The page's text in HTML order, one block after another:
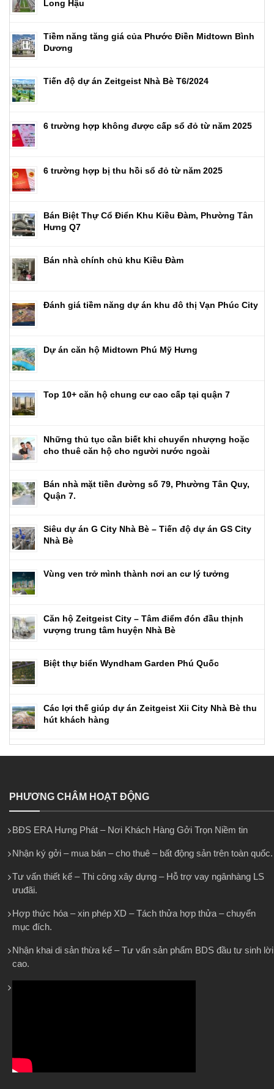
Long Hậu
Tiềm năng tăng giá của Phước Điền Midtown Bình
Dương
Tiến độ dự án Zeitgeist Nhà Bè T6/2024
6 trường hợp không được cấp sổ đỏ từ năm 2025
6 trường hợp bị thu hồi sổ đỏ từ năm 2025
Bán Biệt Thự Cổ Điển Khu Kiều Đàm, Phường Tân
Hưng Q7
Bán nhà chính chủ khu Kiều Đàm
Đánh giá tiềm năng dự án khu đô thị Vạn Phúc City
Dự án căn hộ Midtown Phú Mỹ Hưng
Top 10+ căn hộ chung cư cao cấp tại quận 7
Những thủ tục cần biết khi chuyển nhượng hoặc
cho thuê căn hộ cho người nước ngoài
Bán nhà mặt tiền đường số 79, Phường Tân Quy,
Quận 7.
Siêu dự án G City Nhà Bè – Tiến độ dự án GS City
Nhà Bè
Vùng ven trở mình thành nơi an cư lý tưởng
Căn hộ Zeitgeist City – Tâm điểm đón đầu thịnh
vượng trung tâm huyện Nhà Bè
Biệt thự biển Wyndham Garden Phú Quốc
Các lợi thế giúp dự án Zeitgeist Xii City Nhà Bè thu
hút khách hàng
PHƯƠNG CHÂM HOẠT ĐỘNG
BĐS ERA Hưng Phát – Nơi Khách Hàng Gởi Trọn Niềm tin
Nhận ký gởi – mua bán – cho thuê – bất động sản trên toàn quốc.
Tư vấn thiết kế – Thi công xây dựng – Hỗ trợ vay ngânhàng LS
ưuđãi.
Hợp thức hóa – xin phép XD – Tách thửa hợp thửa – chuyển
mục đích.
Nhận khai di sản thừa kế – Tư vấn sản phẩm BDS đầu tư sinh lời
cao.